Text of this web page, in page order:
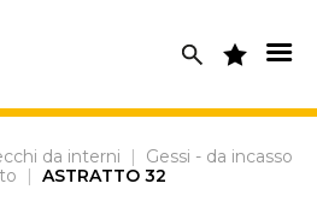
da interni |
Gessi - da incasso
| ASTRATTO 32